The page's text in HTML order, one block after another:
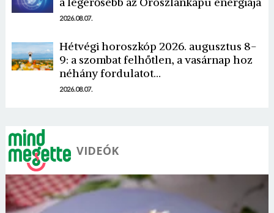
2026.08.07.
Hétvégi horoszkóp 2026. augusztus 8-
9: a szombat felhőtlen, a vasárnap hoz
néhány fordulatot…
2026.08.07.
VIDEÓK
Borsonline bejelentkezés